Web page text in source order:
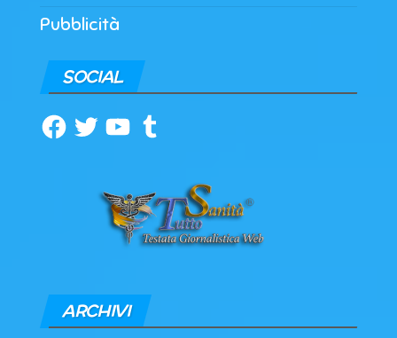
Pubblicità
SOCIAL
Facebook
TwitterYouTubeTumblr
ARCHIVI